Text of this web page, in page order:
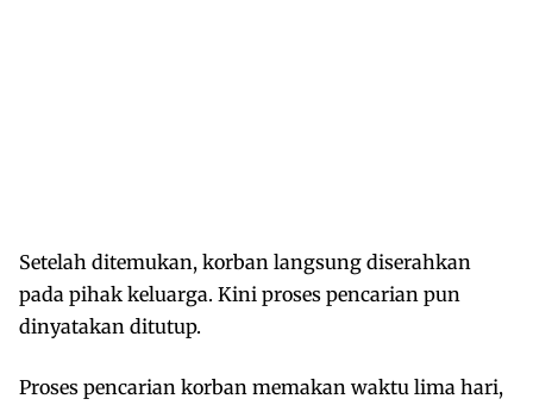
Setelah ditemukan, korban langsung diserahkan
pada pihak keluarga. Kini proses pencarian pun
dinyatakan ditutup.
Proses pencarian korban memakan waktu lima hari,